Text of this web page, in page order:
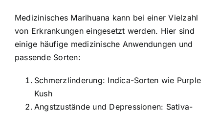
Medizinisches Marihuana kann bei einer Vielzahl
von Erkrankungen eingesetzt werden. Hier sind
einige häufige medizinische Anwendungen und
passende Sorten:
Schmerzlinderung: Indica-Sorten wie Purple
Kush
Angstzustände und Depressionen: Sativa-